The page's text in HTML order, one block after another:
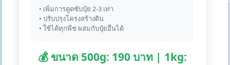
• เพิ่มการดูดซับปุ๋ย 2-3 เท่า
• ปรับปรุงโครงสร้างดิน
• ใช้ได้ทุกพืช ผสมกับปุ๋ยอื่นได้
💰 ขนาด 500g: 190 บาท | 1kg: